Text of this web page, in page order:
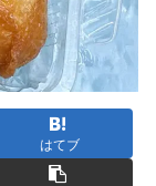
はてブ